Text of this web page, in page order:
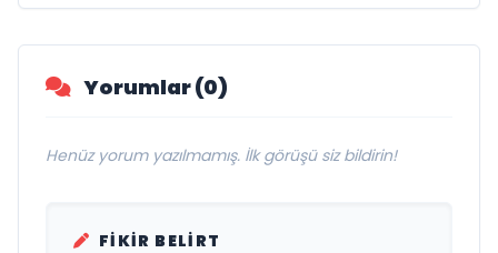
Yorumlar (0)
Henüz yorum yazılmamış. İlk görüşü siz bildirin!
FIKIR BELIRT